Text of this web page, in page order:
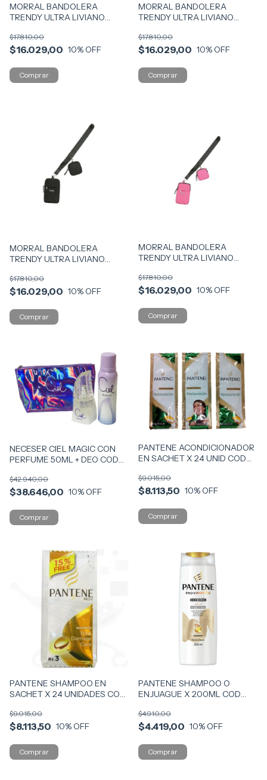
MORRAL BANDOLERA
TRENDY ULTRA LIVIANO
$16.029,00
$17.810,00
10% OFF
MORRAL BANDOLERA
TRENDY ULTRA LIVIANO
$16.029,00
$17.810,00
10% OFF
MORRAL BANDOLERA
TRENDY ULTRA LIVIANO
$16.029,00
$17.810,00
10% OFF
MORRAL BANDOLERA
TRENDY ULTRA LIVIANO
$16.029,00
$17.810,00
10% OFF
NECESER CIEL MAGIC CON
PERFUME 50ML + DEO COD
$38.646,00
$42.940,00
10% OFF
PANTENE ACONDICIONADOR
EN SACHET X 24 UNID COD
$8.113,50
$9.015,00
10% OFF
PANTENE SHAMPOO EN
SACHET X 24 UNIDADES COD
$8.113,50
$9.015,00
10% OFF
PANTENE SHAMPOO O
ENJUAGUE X 200ML COD
$4.419,00
$4.910,00
10% OFF